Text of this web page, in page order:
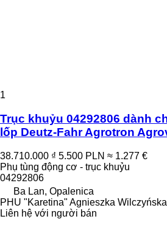
1
Trục khuỷu 04292806 dành
lốp Deutz-Fahr Agrotron
38.710.000 ₫ 5.500 PLN ≈ 1.277 €
Phụ tùng động cơ - trục khuỷu
04292806
Ba Lan, Opalenica
PHU "Karetina" Agnieszka Wilczyńska
Liên hệ với người bán